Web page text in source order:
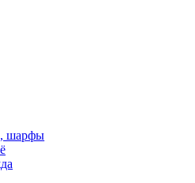
шарфы